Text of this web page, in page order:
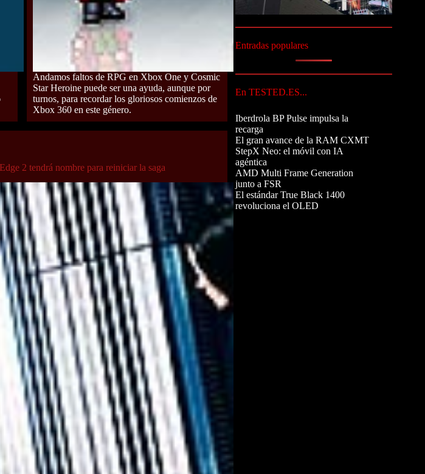
Andamos faltos de RPG en Xbox One y Cosmic
Star Heroine puede ser una ayuda, aunque por
turnos, para recordar los gloriosos comienzos de
Xbox 360 en este género.
2 tendrá nombre para reiniciar la saga
Entradas populares
En TESTED.ES...
Iberdrola BP Pulse impulsa la
recarga
El gran avance de la RAM CXMT
StepX Neo: el móvil con IA
agéntica
AMD Multi Frame Generation
junto a FSR
El estándar True Black 1400
revoluciona el OLED